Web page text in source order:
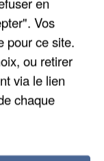
Vos
pour ce site.
ou retirer
via le lien
chaque